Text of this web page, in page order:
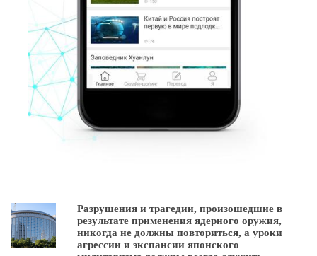
Разрушения и трагедии, произошедшие в
результате применения ядерного оружия,
никогда не должны повториться, а уроки
агрессии и экспансии японского